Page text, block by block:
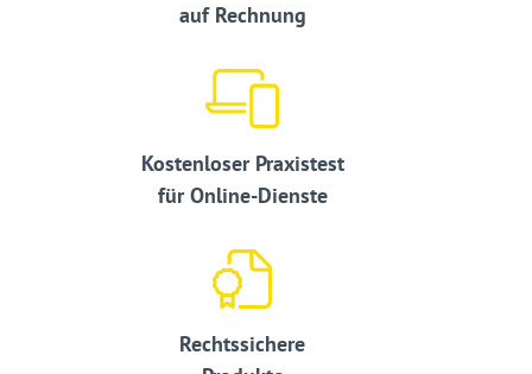
auf Rechnung
Kostenloser Praxistest
für Online-Dienste
Rechtssichere